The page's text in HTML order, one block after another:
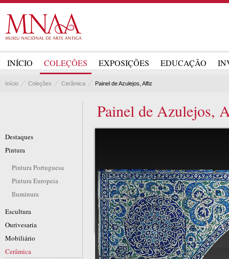
INÍCIO COLEÇÕES EXPOSIÇÕES EDUCAÇÃO
Início Coleções Cerâmica Painel de Azulejos, Alfiz
Painel de Azulejos,
Destaques
Pintura
Pintura Portuguesa
Pintura Europeia
Iluminura
Escultura
Ourivesaria
Mobiliário
Cerâmica